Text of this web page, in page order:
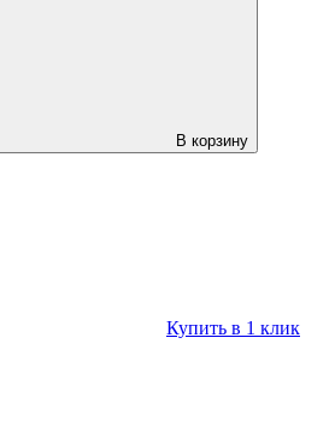
В корзину
Купить в 1 клик